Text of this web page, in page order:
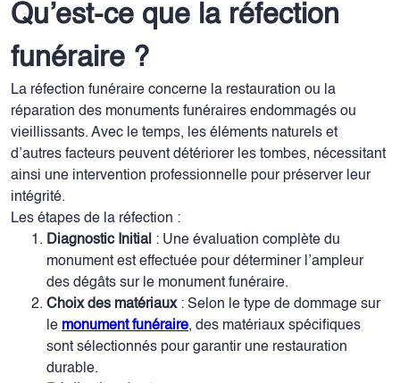
Qu’est-ce que la réfection
funéraire ?
La réfection funéraire concerne la restauration ou la
réparation des monuments funéraires endommagés ou
vieillissants. Avec le temps, les éléments naturels et
d’autres facteurs peuvent détériorer les tombes, nécessitant
ainsi une intervention professionnelle pour préserver leur
intégrité.
Les étapes de la réfection :
Diagnostic Initial : Une évaluation complète du
monument est effectuée pour déterminer l’ampleur
des dégâts sur le monument funéraire.
Choix des matériaux: Selon le type de dommage sur
le monument funéraire, des matériaux spécifiques
sont sélectionnés pour garantir une restauration
durable.